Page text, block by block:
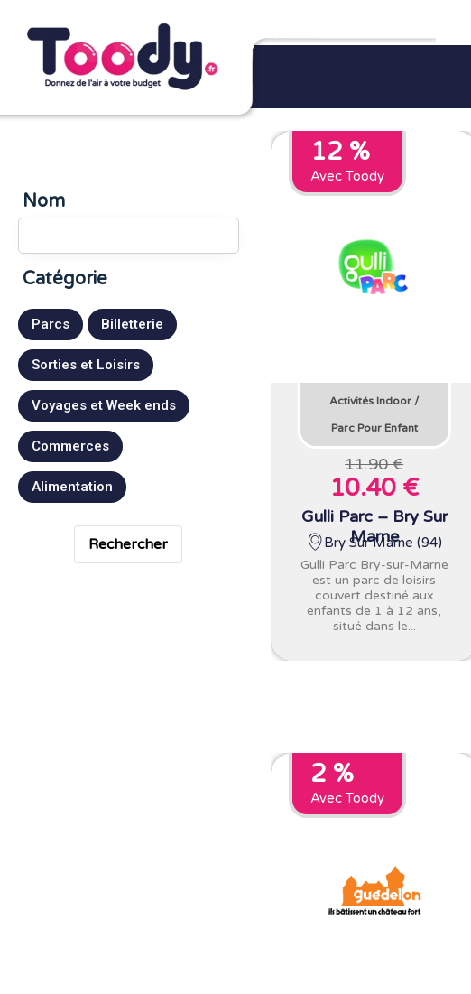
Nom
Catégorie
Parcs Billetterie
Sorties et Loisirs
Voyages et Week ends
Commerces
Alimentation
Rechercher
12 %
Avec Toody
Activités Indoor /
Parc Pour Enfant
11.90 €
10.40 €
Gulli Parc – Bry Sur
Marne
Bry Sur Marne (94)
Gulli Parc Bry-sur-Marne
est un parc de loisirs
couvert destiné aux
enfants de 1 à 12 ans,
situé dans le...
2 %
Avec Toody